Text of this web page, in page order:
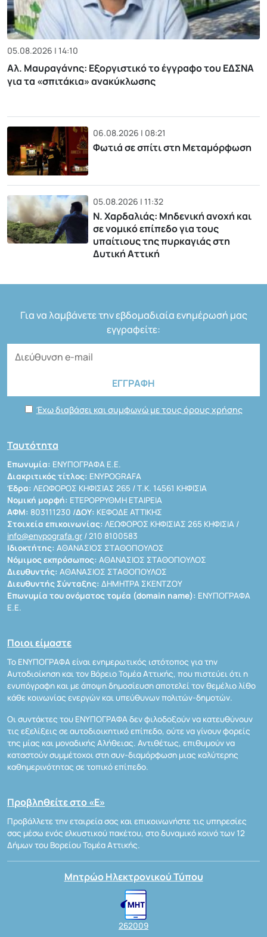
05.08.2026 | 14:10
Αλ. Μαυραγάνης: Εξοργιστικό το έγγραφο του ΕΔΣΝΑ
για τα «σπιτάκια» ανακύκλωσης
06.08.2026 | 08:21
Φωτιά σε σπίτι στη Μεταμόρφωση
05.08.2026 | 11:32
Ν. Χαρδαλιάς: Μηδενική ανοχή και
σε νομικό επίπεδο για τους
υπαίτιους της πυρκαγιάς στη
Δυτική Αττική
Για να λαμβάνετε την εβδομαδιαία ενημέρωσή μας
εγγραφείτε:
Έχω διαβάσει και συμφωνώ με τους όρους χρήσης
Ταυτότητα
Επωνυμία: ΕΝΥΠΟΓΡΑΦΑ Ε.Ε.
Διακριτικός τίτλος: ENYPOGRAFA
Έδρα: ΛΕΩΦΟΡΟΣ ΚΗΦΙΣΙΑΣ 265 / Τ.Κ. 14561 ΚΗΦΙΣΙΑ
Νομική μορφή: ΕΤΕΡΟΡΡΥΘΜΗ ΕΤΑΙΡΕΙΑ
ΑΦΜ: 803111230 /ΔΟΥ: ΚΕΦΟΔΕ ΑΤΤΙΚΗΣ
Στοιχεία επικοινωνίας: ΛΕΩΦΟΡΟΣ ΚΗΦΙΣΙΑΣ 265 ΚΗΦΙΣΙΑ /
info@enypografa.gr / 210 8100583
Ιδιοκτήτης: ΑΘΑΝΑΣΙΟΣ ΣΤΑΘΟΠΟΥΛΟΣ
Νόμιμος εκπρόσωπος: ΑΘΑΝΑΣΙΟΣ ΣΤΑΘΟΠΟΥΛΟΣ
Διευθυντής: ΑΘΑΝΑΣΙΟΣ ΣΤΑΘΟΠΟΥΛΟΣ
Διευθυντής Σύνταξης: ΔΗΜΗΤΡΑ ΣΚΕΝΤΖΟΥ
Επωνυμία του ονόματος τομέα (domain name): ΕΝΥΠΟΓΡΑΦΑ
Ε.Ε.
Ποιοι είμαστε
Το ΕΝΥΠΟΓΡΑΦΑ είναι ενημερωτικός ιστότοπος για την
Αυτοδιοίκηση και τον Βόρειο Τομέα Αττικής, που πιστεύει ότι η
ενυπόγραφη και με άποψη δημοσίευση αποτελεί τον θεμέλιο λίθο
κάθε κοινωνίας ενεργών και υπεύθυνων πολιτών-δημοτών.
Οι συντάκτες του ΕΝΥΠΟΓΡΑΦΑ δεν φιλοδοξούν να κατευθύνουν
τις εξελίξεις σε αυτοδιοικητικό επίπεδο, ούτε να γίνουν φορείς
της μίας και μοναδικής Αλήθειας. Αντιθέτως, επιθυμούν να
καταστούν συμμέτοχοι στη συν-διαμόρφωση μιας καλύτερης
καθημερινότητας σε τοπικό επίπεδο.
Προβληθείτε στο «Ε»
Προβάλλετε την εταιρεία σας και επικοινωνήστε τις υπηρεσίες
σας μέσω ενός ελκυστικού πακέτου, στο δυναμικό κοινό των 12
Δήμων του Βορείου Τομέα Αττικής.
Μητρώο Ηλεκτρονικού Τύπου
262009